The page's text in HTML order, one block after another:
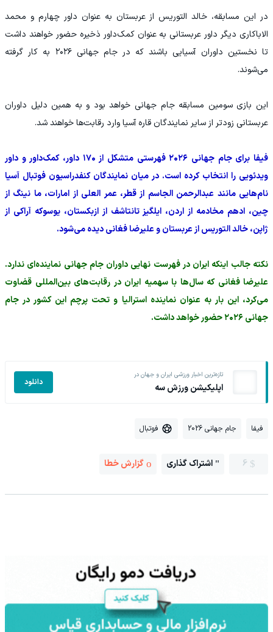
در این مسابقه، خالد التوریس از عربستان به عنوان داور چهارم و محمد
الاباکاری دیگر داور عربستانی به عنوان کمک‌داور ذخیره حضور خواهند داشت
تا نخستین داوران آسیایی باشند که در جام جهانی ۲۰۲۶ به کار گرفته
می‌شوند.
این بازی سومین مسابقه جام جهانی خواهد بود و به همین دلیل داوران
عربستانی زودتر از سایر نمایندگان قاره آسیا وارد رقابت‌ها خواهند شد.
فیفا برای جام جهانی ۲۰۲۶ فهرستی متشکل از ۱۷۰ داور، کمک‌داور و داور
ویدئویی را انتخاب کرده است. در میان نمایندگان کنفدراسیون فوتبال آسیا
نام‌هایی مانند عبدالرحمن الجاسم از قطر، عمر العلی از امارات، ما نینگ از
چین، ادهم مخادمه از اردن، ایلگیز تانتاشف از ازبکستان، یوسوکه آراکی از
ژاپن، خالد التوریس از عربستان و علیرضا فغانی دیده می‌شود.
نکته جالب اینکه ایران در فهرست نهایی داوران جام جهانی نماینده‌ای ندارد.
علیرضا فغانی که سال‌ها با سهمیه ایران در رقابت‌های بین‌المللی قضاوت
می‌کرد، این بار به عنوان نماینده استرالیا و تحت پرچم این کشور در جام
جهانی ۲۰۲۶ حضور خواهد داشت.
تازه‌ترین اخبار ورزشی ایران و جهان در
اپلیکیشن ورزش سه دانلود
فیفا جام جهانی 2026 فوتبال
6 اشتراک گذاری گزارش خطا